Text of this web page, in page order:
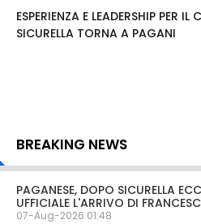
ESPERIENZA E LEADERSHIP PER
SICURELLA TORNA A PAGANI
BREAKING NEWS
PAGANESE, DOPO SICURELLA
UFFICIALE L'ARRIVO DI
07-Aug-2026 01:48